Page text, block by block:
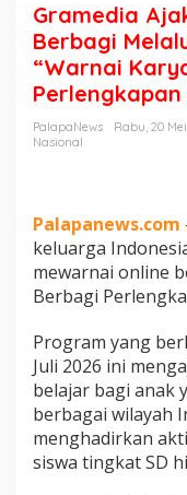
Gramedia
Berbagi
“Warnai
Perlengkapan
PalapaNews
Rabu, 20
Nasional
Palapanews.com
keluarga
mewarnai online
Berbagi
Program yang
Juli 2026 ini
belajar bagi anak
berbagai wilayah
menghadirkan
siswa tingkat SD